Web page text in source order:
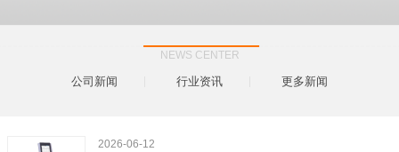
NEWS CENTER
公司新闻 行业资讯 更多新闻
2026-06-12